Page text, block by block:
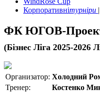
Корпоративнітурніри
ФК ЮГОВ-
(Бізнес Ліга 2025-2026
Организатор: Холодний
Тренер:
Костенко